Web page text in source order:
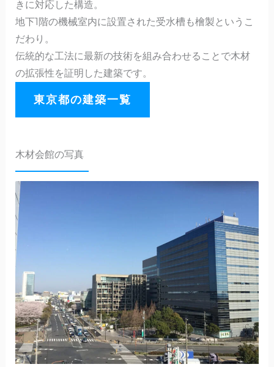
きに対応した構造。
地下1階の機械室内に設置された受水槽も檜製というこ
だわり。
伝統的な工法に最新の技術を組み合わせることで木材
の拡張性を証明した建築です。
東京都の建築一覧
木材会館の写真